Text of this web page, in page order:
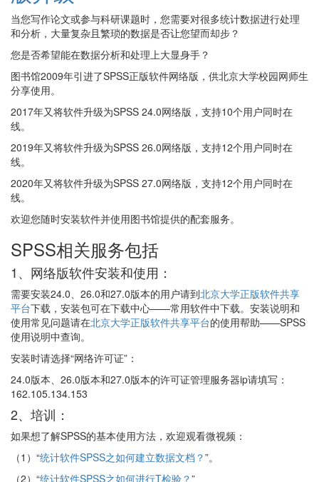
当您写作论文或参与科研课题时，您需要对很多统计数据进行处理
和分析，大量复杂且繁琐的数据是否让您望而却步？
您是否希望能在数据分析和处理上大显身手？
图书馆2009年引进了SPSS正版软件网络版，供北京大学校园网师生
分享使用。
2017年又将软件升级为SPSS 24.0网络版，支持10个用户同时在
线。
2019年又将软件升级为SPSS 26.0网络版，支持12个用户同时在
线。
2020年又将软件升级为SPSS 27.0网络版，支持12个用户同时在
线。
欢迎您随时安装软件并使用图书馆提供的配套服务。
SPSS相关服务包括
1、网络版软件安装和使用：
需要安装24.0、26.0和27.0版本的用户请到北京大学正版软件共享
平台下载，安装包可在下载中心——常用软件中下载。安装说明和
使用常见问题请在北京大学正版软件共享平台的使用帮助——SPSS
使用说明中查询。
安装时请选择“网络许可证”：
24.0版本、26.0版本和27.0版本的许可证管理服务器ip请填写：
162.105.134.153
2、培训：
如果想了解SPSS的基本使用方法，欢迎观看微视频：
（1）“统计软件SPSS之如何建立数据文档？”。
（2）“统计软件SPSS之如何进行T检验？”